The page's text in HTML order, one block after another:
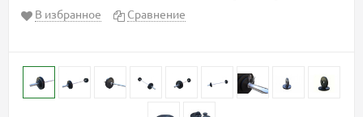
В избранное Сравнение